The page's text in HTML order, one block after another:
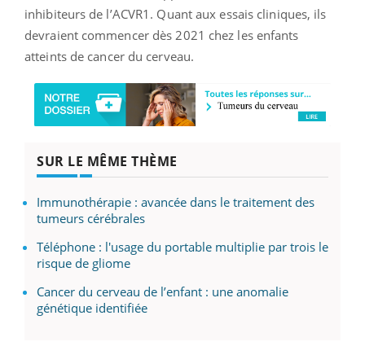
inhibiteurs de l’ACVR1. Quant aux essais cliniques, ils
devraient commencer dès 2021 chez les enfants
atteints de cancer du cerveau.
SUR LE MÊME THÈME
Immunothérapie : avancée dans le traitement des
tumeurs cérébrales
Téléphone : l'usage du portable multiplie par trois le
risque de gliome
Cancer du cerveau de l’enfant : une anomalie
génétique identifiée